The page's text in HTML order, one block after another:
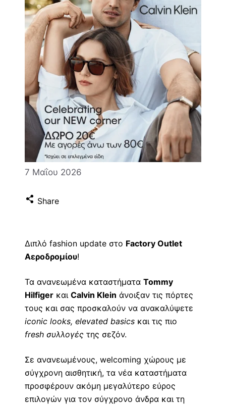
7 Μαΐου 2026
Share
Διπλό fashion update στο Factory Outlet
Αεροδρομίου!
Τα ανανεωμένα καταστήματα Tommy
Hilfiger και Calvin Klein άνοιξαν τις πόρτες
τους και σας προσκαλούν να ανακαλύψετε
iconic looks, elevated basics και τις πιο
fresh συλλογές της σεζόν.
Σε ανανεωμένους, welcoming χώρους με
σύγχρονη αισθητική, τα νέα καταστήματα
προσφέρουν ακόμη μεγαλύτερο εύρος
επιλογών για τον σύγχρονο άνδρα και τη